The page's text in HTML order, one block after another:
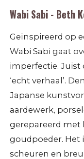
Wabi Sabi - Beth
Geïnspireerd op
Wabi Sabi gaat
imperfectie. Juist
‘echt verhaal’.
Japanse
aardewerk,
gerepareerd met
goudpoeder. Het
scheuren en